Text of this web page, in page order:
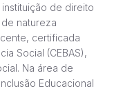
instituição de direito
natureza
certificada
Social (CEBAS),
Na área de
Educacional